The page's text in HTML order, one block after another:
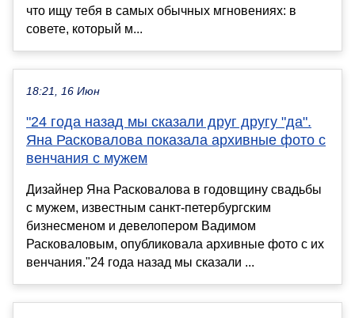
что ищу тебя в самых обычных мгновениях: в
совете, который м...
18:21, 16 Июн
"24 года назад мы сказали друг другу "да".
Яна Расковалова показала архивные фото с
венчания с мужем
Дизайнер Яна Расковалова в годовщину свадьбы
с мужем, известным санкт-петербургским
бизнесменом и девелопером Вадимом
Расковаловым, опубликовала архивные фото с их
венчания."24 года назад мы сказали ...